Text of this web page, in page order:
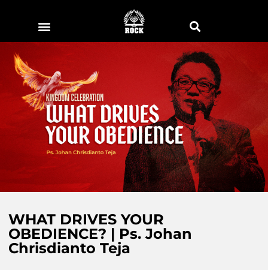
WHAT DRIVES YOUR
OBEDIENCE? | Ps. Johan
Chrisdianto Teja